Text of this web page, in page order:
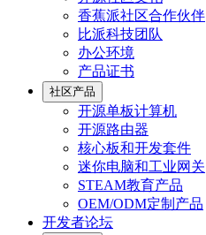
香蕉派社区合作伙伴
比派科技团队
办公环境
产品证书
社区产品
开源单板计算机
开源路由器
核心板和开发套件
迷你电脑和工业网关
STEAM教育产品
OEM/ODM定制产品
开发者论坛